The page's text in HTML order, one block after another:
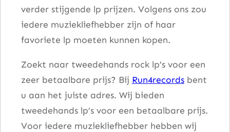
verder stijgende lp prijzen. Volgens ons zou
iedere muziekliefhebber zijn of haar
favoriete lp moeten kunnen kopen.
Zoekt naar tweedehands rock lp’s voor een
zeer betaalbare prijs? Bij Run4records bent
u aan het juiste adres. Wij bieden
tweedehands lp’s voor een betaalbare prijs.
Voor iedere muziekliefhebber hebben wij